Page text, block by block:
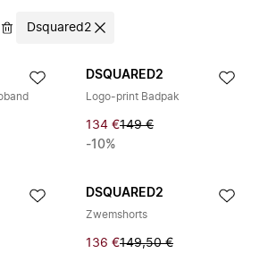
Dsquared2
DSQUARED2
Logo-print Badpak
134 €149 €
-10%
DSQUARED2
Zwemshorts
136 €149,50 €